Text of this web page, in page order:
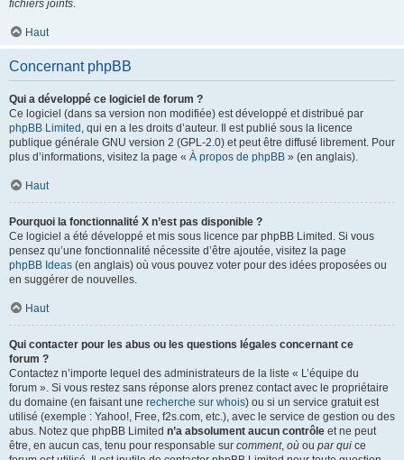
fichiers joints.
Haut
Concernant phpBB
Qui a développé ce logiciel de forum ?
Ce logiciel (dans sa version non modifiée) est développé et distribué par
phpBB Limited , qui en a les droits d’auteur. Il est publié sous la licence
publique générale GNU version 2 (GPL-2.0) et peut être diffusé librement. Pour
plus d’informations, visitez la page « À propos de phpBB » (en anglais).
Haut
Pourquoi la fonctionnalité X n’est pas disponible ?
Ce logiciel a été développé et mis sous licence par phpBB Limited. Si vous
pensez qu’une fonctionnalité nécessite d’être ajoutée, visitez la page
phpBB Ideas (en anglais) où vous pouvez voter pour des idées proposées ou
en suggérer de nouvelles.
Haut
Qui contacter pour les abus ou les questions légales concernant ce
forum ?
Contactez n’importe lequel des administrateurs de la liste « L’équipe du
forum ». Si vous restez sans réponse alors prenez contact avec le propriétaire
du domaine (en faisant une recherche sur whois) ou si un service gratuit est
utilisé (exemple : Yahoo!, Free, f2s.com, etc.), avec le service de gestion ou des
abus. Notez que phpBB Limited n’a absolument aucun contrôle et ne peut
être, en aucun cas, tenu pour responsable sur comment, où ou par qui ce